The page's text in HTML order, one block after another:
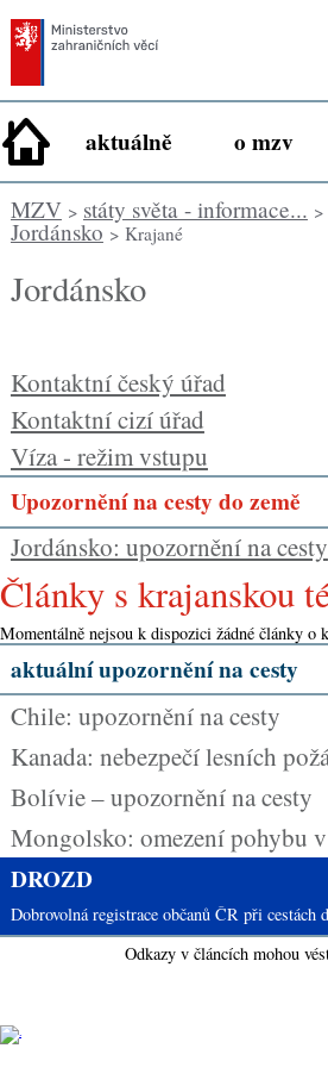
aktuálně o mzv
MZV> státy světa - informace... >
Jordánsko > Krajané
Jordánsko
Kontaktní český úřad
Kontaktní cizí úřad
Víza - režim vstupu
Upozornění na cesty do země
Jordánsko: upozornění na cesty
Články s krajanskou
Momentálně nejsou k dispozici žádné články o
aktuální upozornění na cesty
Chile: upozornění na cesty
Kanada: nebezpečí lesních
Bolívie – upozornění na cesty
Mongolsko: omezení pohybu
DROZD
Dobrovolná registrace občanů ČR při cestách
Odkazy v článcích mohou